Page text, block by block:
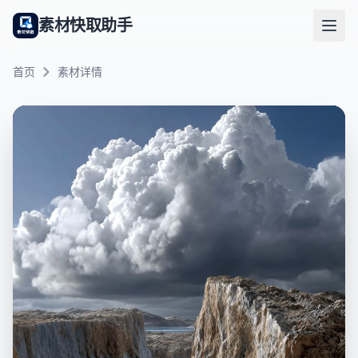
素材快取助手
首页 素材详情